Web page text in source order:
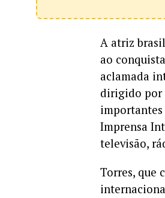
A atriz
ao
aclamada
dirigido por
Imprensa
televisão,
Torres, que